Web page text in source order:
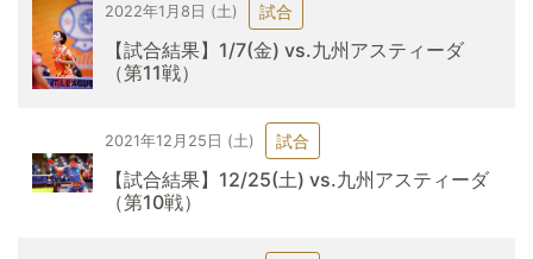
2022年1月8日 (土) 試合
【試合結果】1/7(金) vs.九州アスティーダ
（第11戦）
2021年12月25日 (土) 試合
【試合結果】12/25(土) vs.九州アスティーダ
（第10戦）